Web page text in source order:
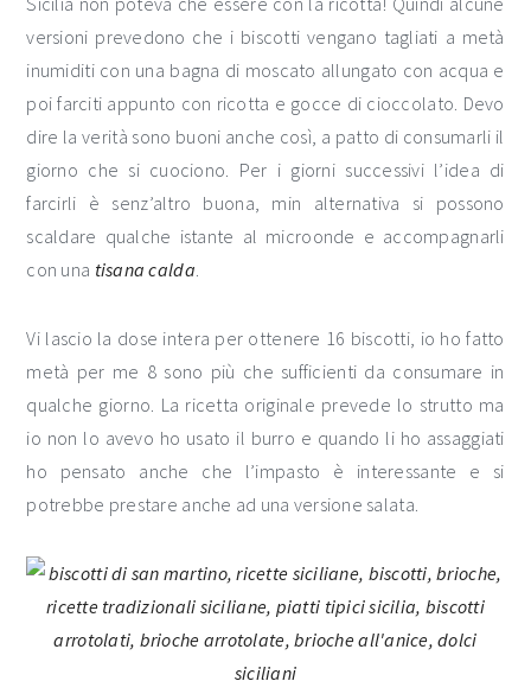
versioni prevedono che i biscotti vengano tagliati a metà
inumiditi con una bagna di moscato allungato con acqua e
poi farciti appunto con ricotta e gocce di cioccolato. Devo
dire la verità sono buoni anche così, a patto di consumarli il
giorno che si cuociono. Per i giorni successivi l’idea di
farcirli è senz’altro buona, min alternativa si possono
scaldare qualche istante al microonde e accompagnarli
con una tisana calda.
Vi lascio la dose intera per ottenere 16 biscotti, io ho fatto
metà per me 8 sono più che sufficienti da consumare in
qualche giorno. La ricetta originale prevede lo strutto ma
io non lo avevo ho usato il burro e quando li ho assaggiati
ho pensato anche che l’impasto è interessante e si
potrebbe prestare anche ad una versione salata.